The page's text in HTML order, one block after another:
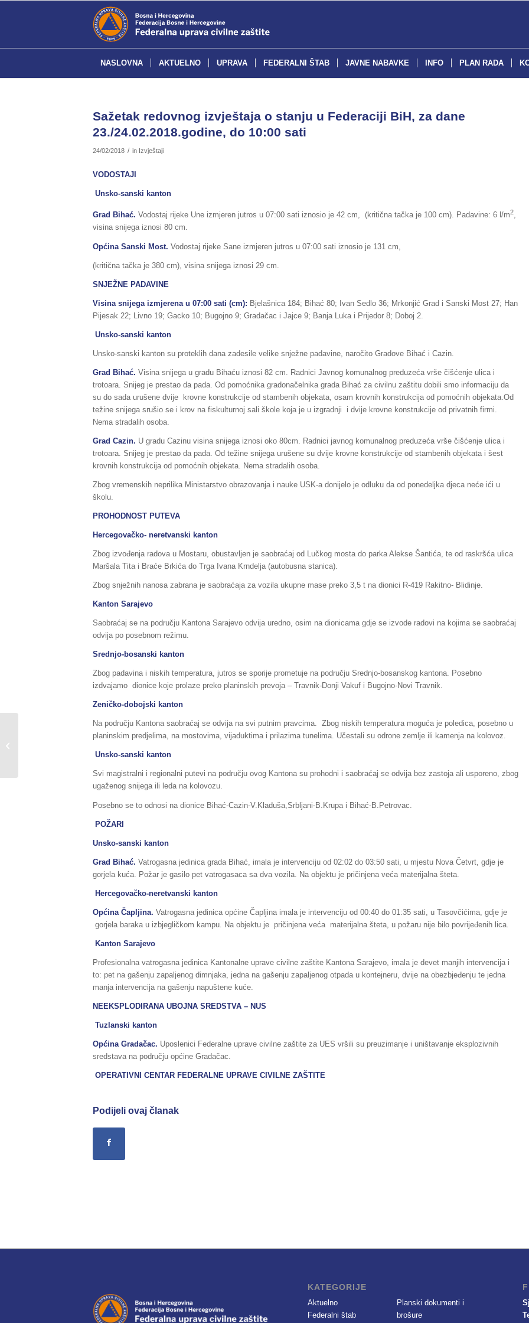
NASLOVNA AKTUELNO UPRAVA FEDERALNI ŠTAB JAVNE NABAVKE INFO PLAN RADA
Sažetak redovnog izvještaja o stanju u Federaciji BiH, za dane
23./24.02.2018.godine, do 10:00 sati
24/02/2018 / in Izvještaji
VODOSTAJI
Unsko-sanski kanton
Grad Bihać. Vodostaj rijeke Une izmjeren jutros u 07:00 sati iznosio je 42 cm, (kritična tačka je 100 cm). Padavine: 6 l/m2,
visina snijega iznosi 80 cm.
Općina Sanski Most. Vodostaj rijeke Sane izmjeren jutros u 07:00 sati iznosio je 131 cm,
(kritična tačka je 380 cm), visina snijega iznosi 29 cm.
SNJEŽNE PADAVINE
Visina snijega izmjerena u 07:00 sati (cm): Bjelašnica 184; Bihać 80; Ivan Sedlo 36; Mrkonjić Grad i Sanski Most 27; Han
Pijesak 22; Livno 19; Gacko 10; Bugojno 9; Gradačac i Jajce 9; Banja Luka i Prijedor 8; Doboj 2.
Unsko-sanski kanton
Unsko-sanski kanton su proteklih dana zadesile velike snježne padavine, naročito Gradove Bihać i Cazin.
Grad Bihać. Visina snijega u gradu Bihaću iznosi 82 cm. Radnici Javnog komunalnog preduzeća vrše čišćenje ulica i
trotoara. Snijeg je prestao da pada. Od pomoćnika gradonačelnika grada Bihać za civilnu zaštitu dobili smo informaciju da
su do sada urušene dvije krovne konstrukcije od stambenih objekata, osam krovnih konstrukcija od pomoćnih objekata.Od
težine snijega srušio se i krov na fiskulturnoj sali škole koja je u izgradnji i dvije krovne konstrukcije od privatnih firmi.
Nema stradalih osoba.
Grad Cazin. U gradu Cazinu visina snijega iznosi oko 80cm. Radnici javnog komunalnog preduzeća vrše čišćenje ulica i
trotoara. Snijeg je prestao da pada. Od težine snijega urušene su dvije krovne konstrukcije od stambenih objekata i šest
krovnih konstrukcija od pomoćnih objekata. Nema stradalih osoba.
Zbog vremenskih neprilika Ministarstvo obrazovanja i nauke USK-a donijelo je odluku da od ponedeljka djeca neće ići u
školu.
PROHODNOST PUTEVA
Hercegovačko- neretvanski kanton
Zbog izvođenja radova u Mostaru, obustavljen je saobraćaj od Lučkog mosta do parka Alekse Šantića, te od raskršća ulica
Maršala Tita i Braće Brkića do Trga Ivana Krndelja (autobusna stanica).
Zbog snježnih nanosa zabrana je saobraćaja za vozila ukupne mase preko 3,5 t na dionici R-419 Rakitno- Blidinje.
Kanton Sarajevo
Saobraćaj se na području Kantona Sarajevo odvija uredno, osim na dionicama gdje se izvode radovi na kojima se saobraćaj
odvija po posebnom režimu.
Srednjo-bosanski kanton
Zbog padavina i niskih temperatura, jutros se sporije prometuje na području Srednjo-bosanskog kantona. Posebno
izdvajamo dionice koje prolaze preko planinskih prevoja – Travnik-Donji Vakuf i Bugojno-Novi Travnik.
Zeničko-dobojski kanton
Na području Kantona saobraćaj se odvija na svi putnim pravcima. Zbog niskih temperatura moguća je poledica, posebno u
planinskim predjelima, na mostovima, vijaduktima i prilazima tunelima. Učestali su odrone zemlje ili kamenja na kolovoz.
Unsko-sanski kanton
Svi magistralni i regionalni putevi na području ovog Kantona su prohodni i saobraćaj se odvija bez zastoja ali usporeno, zbog
ugaženog snijega ili leda na kolovozu.
Posebno se to odnosi na dionice Bihać-Cazin-V.Kladuša,Srbljani-B.Krupa i Bihać-B.Petrovac.
POŽARI
Unsko-sanski kanton
Grad Bihać. Vatrogasna jedinica grada Bihać, imala je intervenciju od 02:02 do 03:50 sati, u mjestu Nova Četvrt, gdje je
gorjela kuća. Požar je gasilo pet vatrogasaca sa dva vozila. Na objektu je pričinjena veća materijalna šteta.
Hercegovačko-neretvanski kanton
Općina Čapljina. Vatrogasna jedinica općine Čapljina imala je intervenciju od 00:40 do 01:35 sati, u Tasovčićima, gdje je
gorjela baraka u izbjegličkom kampu. Na objektu je pričinjena veća materijalna šteta, u požaru nije bilo povrijeđenih lica.
Kanton Sarajevo
Profesionalna vatrogasna jedinica Kantonalne uprave civilne zaštite Kantona Sarajevo, imala je devet manjih intervencija i
to: pet na gašenju zapaljenog dimnjaka, jedna na gašenju zapaljenog otpada u kontejneru, dvije na obezbjeđenju te jedna
manja intervencija na gašenju napuštene kuće.
NEEKSPLODIRANA UBOJNA SREDSTVA – NUS
Tuzlanski kanton
Općina Gradačac. Uposlenici Federalne uprave civilne zaštite za UES vršili su preuzimanje i uništavanje eksplozivnih
sredstava na području općine Gradačac.
OPERATIVNI CENTAR FEDERALNE UPRAVE CIVILNE ZAŠTITE
Podijeli ovaj članak
KATEGORIJE
Aktuelno
Federalni štab
Planski dokumenti i
brošure
Sažetak redovnog izvještaja o stanju
22./23.02.2018.godine,...